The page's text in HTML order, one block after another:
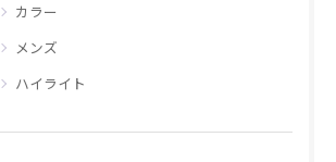
カラー
メンズ
ハイライト